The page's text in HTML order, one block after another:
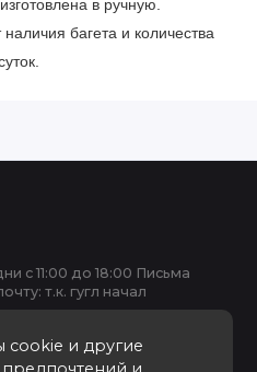
в ручную.
багета и количества
cookie и другие
с 11:00 до 18:00 Письма
т.к. гугл начал